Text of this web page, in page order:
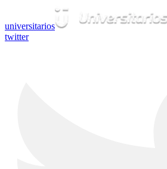
universitarios
twitter